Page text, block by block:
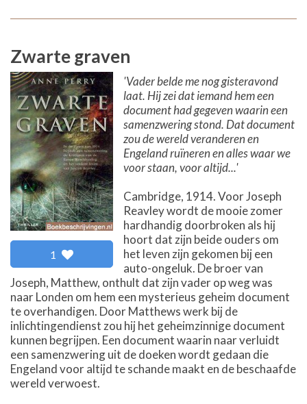
Zwarte graven
1
'Vader belde me nog gisteravond
laat. Hij zei dat iemand hem een
document had gegeven waarin een
samenzwering stond. Dat document
zou de wereld veranderen en
Engeland ruïneren en alles waar we
voor staan, voor altijd...'
Cambridge, 1914. Voor Joseph
Reavley wordt de mooie zomer
hardhandig doorbroken als hij
hoort dat zijn beide ouders om
het leven zijn gekomen bij een
auto-ongeluk. De broer van
Joseph, Matthew, onthult dat zijn vader op weg was
naar Londen om hem een mysterieus geheim document
te overhandigen. Door Matthews werk bij de
inlichtingendienst zou hij het geheimzinnige document
kunnen begrijpen. Een document waarin naar verluidt
een samenzwering uit de doeken wordt gedaan die
Engeland voor altijd te schande maakt en de beschaafde
wereld verwoest.